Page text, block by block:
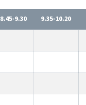
8.45-9.30 9.35-10.20